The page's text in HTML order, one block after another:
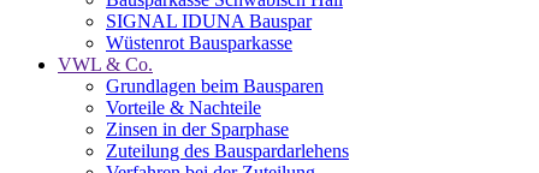
SIGNAL IDUNA Bauspar
Wüstenrot Bausparkasse
VWL & Co.
Grundlagen beim Bausparen
Vorteile & Nachteile
Zinsen in der Sparphase
Zuteilung des Bauspardarlehens